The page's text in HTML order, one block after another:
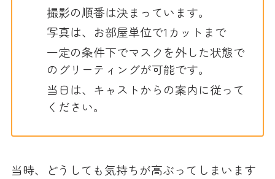
撮影の順番は決まっています。
写真は、お部屋単位で1カットまで
一定の条件下でマスクを外した状態で
のグリーティングが可能です。
当日は、キャストからの案内に従って
ください。
当時、どうしても気持ちが高ぶってしまいます